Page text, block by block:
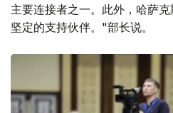
主要连接者之一。此外，哈萨
坚定的支持伙伴。"部长说。